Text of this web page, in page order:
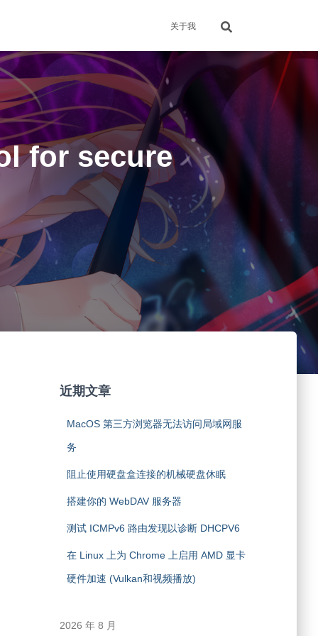
关于我
for secure
connects
近期文章
MacOS 第三方浏览器无法访问局域网服
务
阻止使用硬盘盒连接的机械硬盘休眠
搭建你的 WebDAV 服务器
测试 ICMPv6 路由发现以诊断 DHCPV6
在 Linux 上为 Chrome 上启用 AMD 显卡
硬件加速 (Vulkan和视频播放)
2026 年 8 月